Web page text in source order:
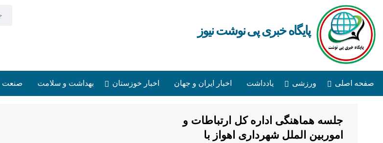
پایگاه خبری پی نوشت نیوز
صفحه اصلی ورزشی یادداشت اخبار ایران و جهان اخبار خوزستان بهداشت و سلامت صنعت
جلسه هماهنگی اداره کل ارتباطات و
اموربین الملل شهرداری اهواز با